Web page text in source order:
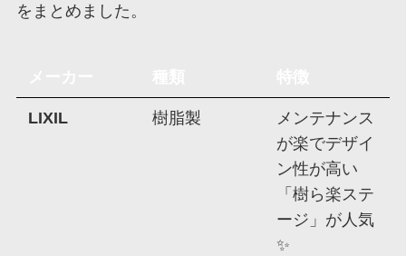
をまとめました。
LIXIL 樹脂製
メンテナンス
が楽でデザイ
ン性が高い
「樹ら楽ステ
ージ」が人気
✨